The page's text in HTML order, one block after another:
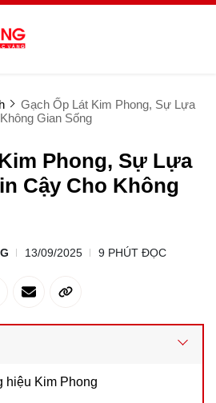
Gạch Ốp Lát Kim Phong, Sự Lựa
Gian Sống
Phong, Sự Lựa
Cậy Cho Không
13/09/2025 9 PHÚT ĐỌC
hiệu Kim Phong